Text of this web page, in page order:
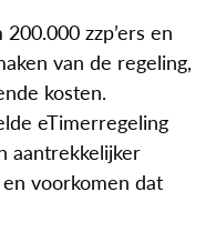
zzp’ers en
van de regeling,
kosten.
eTimerregeling
aantrekkelijker
voorkomen dat